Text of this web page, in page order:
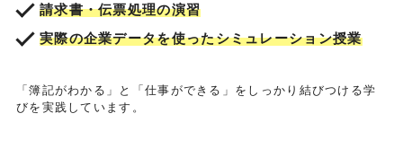
請求書・伝票処理の演習
実際の企業データを使ったシミュレーション授業
「簿記がわかる」と「仕事ができる」をしっかり結びつける学
びを実践しています。